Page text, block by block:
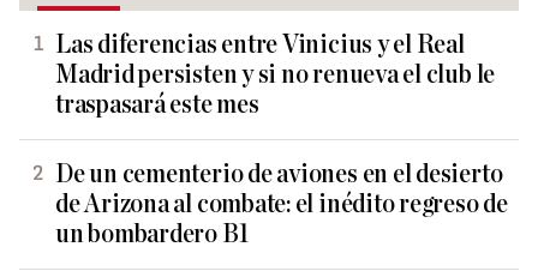
Las diferencias entre Vinicius y el Real
Madrid persisten y si no renueva el club le
traspasará este mes
De un cementerio de aviones en el desierto
de Arizona al combate: el inédito regreso de
un bombardero B1